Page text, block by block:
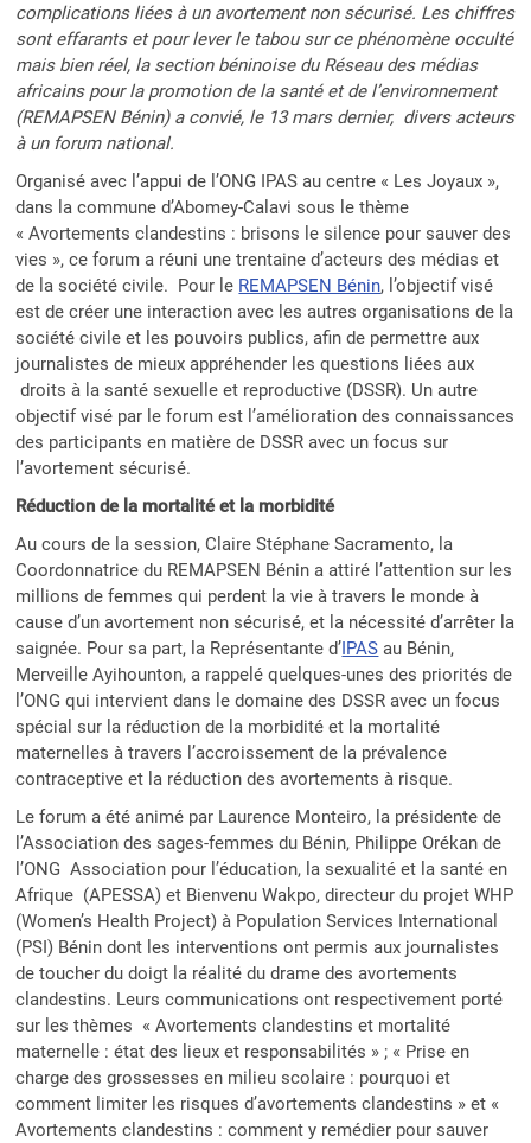
complications liées à un avortement non sécurisé. Les chiffres
sont effarants et pour lever le tabou sur ce phénomène occulté
mais bien réel, la section béninoise du Réseau des médias
africains pour la promotion de la santé et de l’environnement
(REMAPSEN Bénin) a convié, le 13 mars dernier, divers acteurs
à un forum national.
Organisé avec l’appui de l’ONG IPAS au centre « Les Joyaux »,
dans la commune d’Abomey-Calavi sous le thème
« Avortements clandestins : brisons le silence pour sauver des
vies », ce forum a réuni une trentaine d’acteurs des médias et
de la société civile. Pour le REMAPSEN Bénin, l’objectif visé
est de créer une interaction avec les autres organisations de la
société civile et les pouvoirs publics, afin de permettre aux
journalistes de mieux appréhender les questions liées aux
droits à la santé sexuelle et reproductive (DSSR). Un autre
objectif visé par le forum est l’amélioration des connaissances
des participants en matière de DSSR avec un focus sur
l’avortement sécurisé.
Réduction de la mortalité et la morbidité
Au cours de la session, Claire Stéphane Sacramento, la
Coordonnatrice du REMAPSEN Bénin a attiré l’attention sur les
millions de femmes qui perdent la vie à travers le monde à
cause d’un avortement non sécurisé, et la nécessité d’arrêter la
saignée. Pour sa part, la Représentante d’IPAS au Bénin,
Merveille Ayihounton, a rappelé quelques-unes des priorités de
l’ONG qui intervient dans le domaine des DSSR avec un focus
spécial sur la réduction de la morbidité et la mortalité
maternelles à travers l’accroissement de la prévalence
contraceptive et la réduction des avortements à risque.
Le forum a été animé par Laurence Monteiro, la présidente de
l’Association des sages-femmes du Bénin, Philippe Orékan de
l’ONG Association pour l’éducation, la sexualité et la santé en
Afrique (APESSA) et Bienvenu Wakpo, directeur du projet WHP
(Women’s Health Project) à Population Services International
(PSI) Bénin dont les interventions ont permis aux journalistes
de toucher du doigt la réalité du drame des avortements
clandestins. Leurs communications ont respectivement porté
sur les thèmes « Avortements clandestins et mortalité
maternelle : état des lieux et responsabilités » ; « Prise en
charge des grossesses en milieu scolaire : pourquoi et
comment limiter les risques d’avortements clandestins » et «
Avortements clandestins : comment y remédier pour sauver